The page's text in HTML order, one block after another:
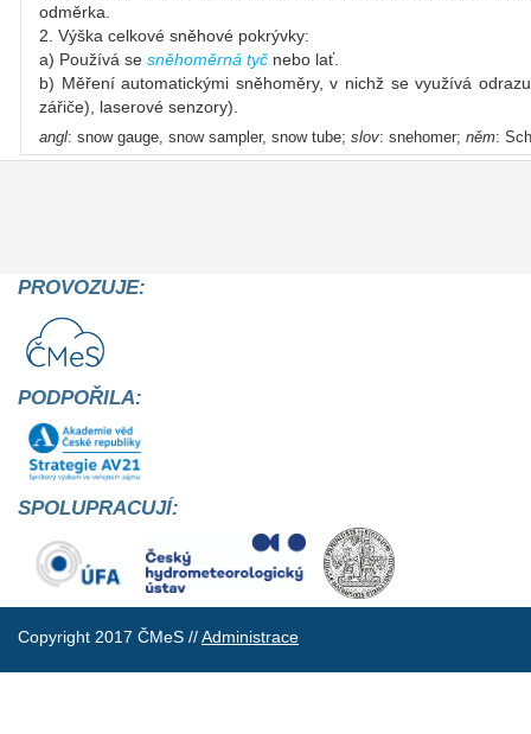
odměrka.
2. Výška celkové sněhové pokrývky:
a) Používá se sněhoměrná tyč nebo lať.
b) Měření automatickými sněhoměry, v nichž se využívá
zářiče), laserové senzory).
angl: snow gauge, snow sampler, snow tube; slov: snehomer; něm:
PROVOZUJE:
PODPOŘILA:
SPOLUPRACUJÍ:
Copyright 2017 ČMeS //Administrace